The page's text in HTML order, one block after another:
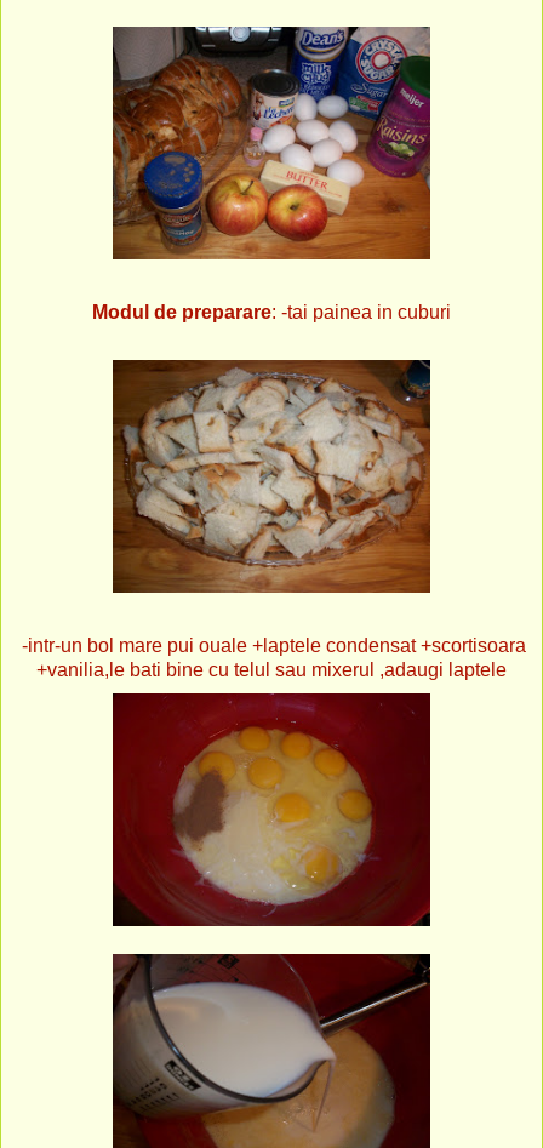
Modul de preparare: -tai painea in cuburi
-intr-un bol mare pui ouale +laptele condensat +scortisoara
+vanilia,le bati bine cu telul sau mixerul ,adaugi laptele